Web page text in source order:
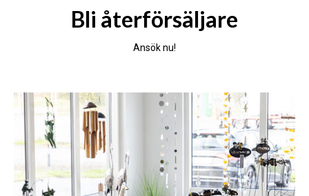
Bli återförsäljare
Ansök nu!